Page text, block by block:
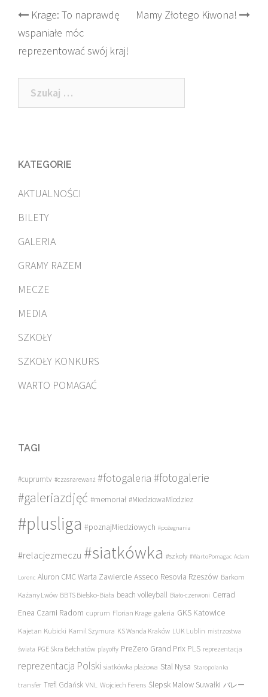
Post
navigation
Krage: To naprawdę
wspaniałe móc
reprezentować swój kraj!
Mamy Złotego Kiwona!
Szukaj:
KATEGORIE
AKTUALNOŚCI
BILETY
GALERIA
GRAMY RAZEM
MECZE
MEDIA
SZKOŁY
SZKOŁY KONKURS
WARTO POMAGAĆ
TAGI
#cuprumtv #czasnarewanż #fotogaleria #fotogalerie
#galeriazdjęć #memoriał #MiedziowaMlodziez
#plusliga #poznajMiedziowych #pożegnania
#relacjezmeczu #siatkówka #szkoły #WartoPomagac Adam
Lorenc Aluron CMC Warta Zawiercie Asseco Resovia Rzeszów Barkom
Każany Lwów BBTS Bielsko-Biała beach volleyball Biało-czerwoni Cerrad
Enea Czarni Radom cuprum Florian Krage galeria GKS Katowice
Kajetan Kubicki Kamil Szymura KS Wanda Kraków LUK Lublin mistrzostwa
świata PGE Skra Bełchatów playoffy PreZero Grand Prix PLS reprezentacja
reprezentacja Polski siatkówka plażowa Stal Nysa Staropolanka
transfer Trefl Gdańsk VNL Wojciech Ferens Ślepsk Malow Suwałki バレー